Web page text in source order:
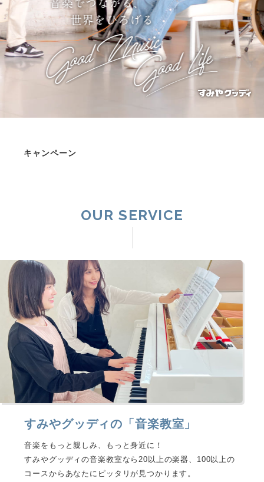
キャンペーン
OUR SERVICE
すみやグッディの「音楽教室」
音楽をもっと親しみ、もっと身近に！
すみやグッディの音楽教室なら20以上の楽器、100以上の
コースからあなたにピッタリが見つかります。